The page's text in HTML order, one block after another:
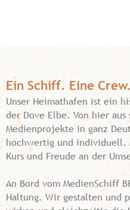
Ein Schiff. Eine
Unser Heimathafen ist ein
der Dove Elbe. Von hier
Medienprojekte in ganz
hochwertig und individuell.
Kurs und Freude an der
An Bord vom MedienSchiff
Haltung. Wir gestalten und